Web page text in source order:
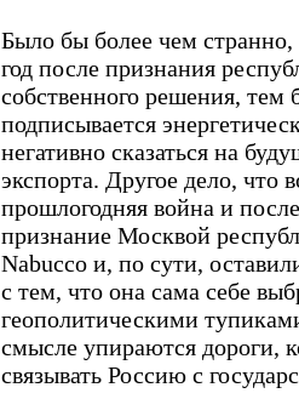
Было бы более чем
год после признания
собственного решения, тем
подписывается
негативно сказаться на
экспорта. Другое дело, что
прошлогодняя война и
признание Москвой
Nabucco и, по сути,
с тем, что она сама себе
геополитическими
смысле упираются дороги,
связывать Россию с